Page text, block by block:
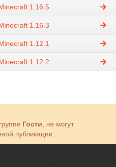
1.16.5
1.16.3
1.12.1
1.12.2
Гости, не могут
публикации.